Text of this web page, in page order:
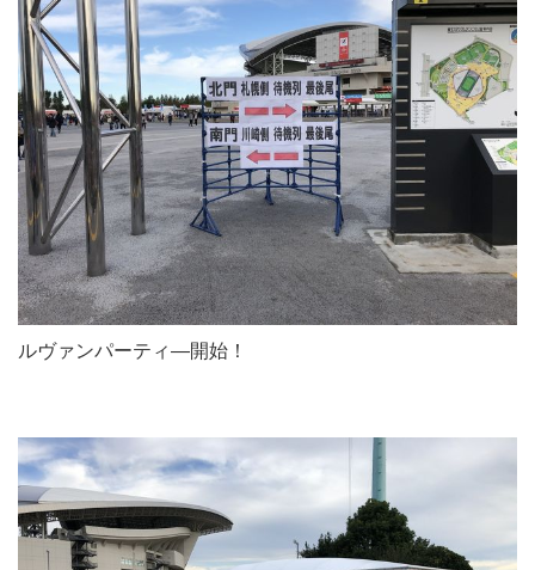
ルヴァンパーティ―開始！